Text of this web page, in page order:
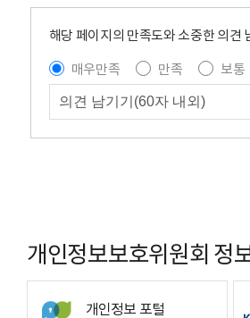
해당 페이지의 만족도와 소중한 의견
매우만족
만족 보통
개인정보보호위원회 정
개인정보 포털